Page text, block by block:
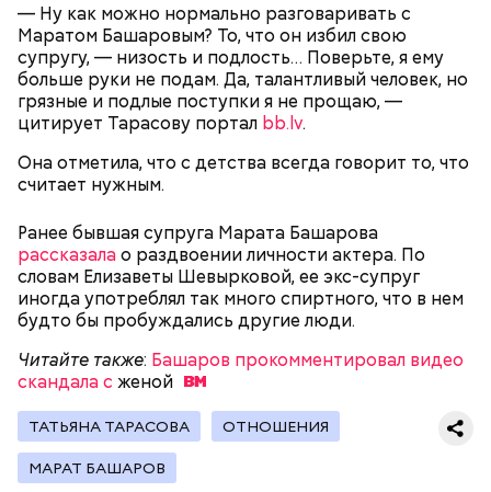
— Ну как можно нормально разговаривать с
Маратом Башаровым? То, что он избил свою
супругу, — низость и подлость… Поверьте, я ему
больше руки не подам. Да, талантливый человек, но
грязные и подлые поступки я не прощаю, —
цитирует Тарасову портал bb.lv.
Она отметила, что с детства всегда говорит то, что
считает нужным.
Ранее бывшая супруга Марата Башарова
рассказалао раздвоении личности актера. По
словам Елизаветы Шевырковой, ее экс-супруг
иногда употреблял так много спиртного, что в нем
будто бы пробуждались другие люди.
Читайте также: Башаров прокомментировал видео
скандала с женой
ТАТЬЯНА ТАРАСОВА ОТНОШЕНИЯ
МАРАТ БАШАРОВ
А еще, удержав меч палача, святой Николай спас от
смерти трех мужей, невинно осужденных
корыстолюбивым градоначальником.